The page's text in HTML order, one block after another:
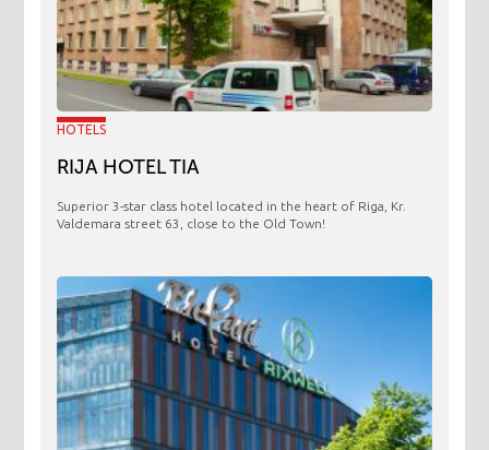
HOTELS
RIJA HOTEL TIA
Superior 3-star class hotel located in the heart of Riga, Kr.
Valdemara street 63, close to the Old Town!